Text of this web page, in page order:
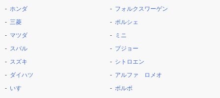
ホンダ
三菱
マツダ
スバル
スズキ
ダイハツ
いすゞ
フォルクスワーゲン
ポルシェ
ミニ
プジョー
シトロエン
アルファ ロメオ
ボルボ